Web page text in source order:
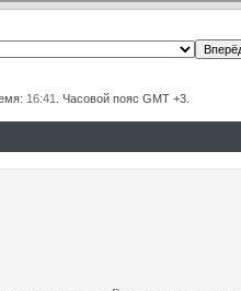
16:41 . Часовой пояс GMT +3.